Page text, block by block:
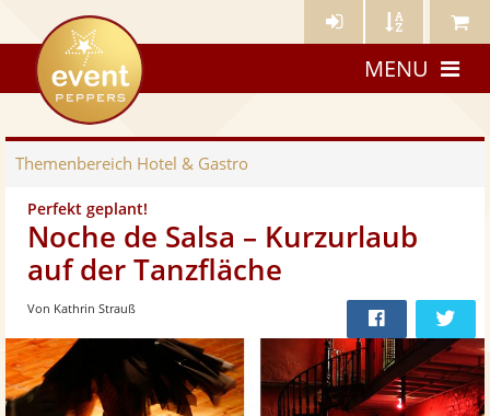
Künstler- Künstler Meine
eventpeppers
MENU
Themenbereich Hotel & Gastro
Perfekt geplant!
Noche de Salsa – Kurzurlaub
auf der Tanzfläche
Bei
Facebook
teilen
Von Kathrin Strauß